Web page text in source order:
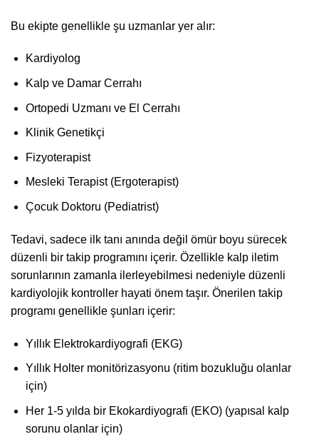
Bu ekipte genellikle şu uzmanlar yer alır:
Kardiyolog
Kalp ve Damar Cerrahı
Ortopedi Uzmanı ve El Cerrahı
Klinik Genetikçi
Fizyoterapist
Mesleki Terapist (Ergoterapist)
Çocuk Doktoru (Pediatrist)
Tedavi, sadece ilk tanı anında değil ömür boyu sürecek
düzenli bir takip programını içerir. Özellikle kalp iletim
sorunlarının zamanla ilerleyebilmesi nedeniyle düzenli
kardiyolojik kontroller hayati önem taşır. Önerilen takip
programı genellikle şunları içerir:
Yıllık Elektrokardiyografi (EKG)
Yıllık Holter monitörizasyonu (ritim bozukluğu olanlar
için)
Her 1-5 yılda bir Ekokardiyografi (EKO) (yapısal kalp
sorunu olanlar için)